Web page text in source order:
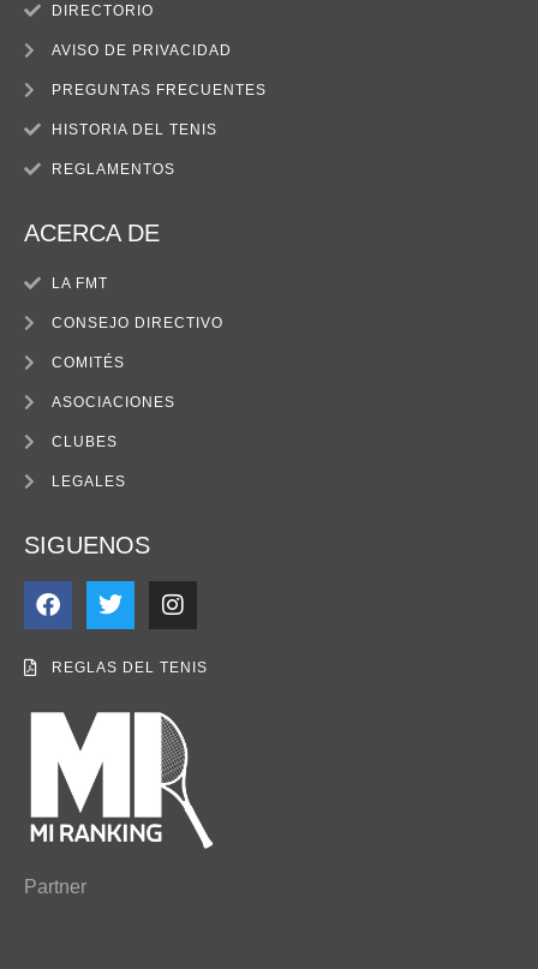
DIRECTORIO
AVISO DE PRIVACIDAD
PREGUNTAS FRECUENTES
HISTORIA DEL TENIS
REGLAMENTOS
ACERCA DE
LA FMT
CONSEJO DIRECTIVO
COMITÉS
ASOCIACIONES
CLUBES
LEGALES
SIGUENOS
REGLAS DEL TENIS
Partner